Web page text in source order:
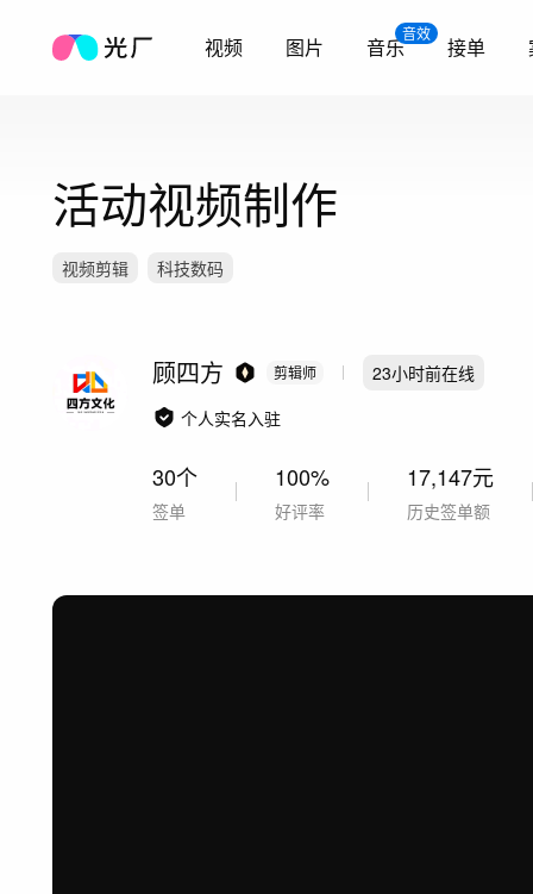
视频 图片
音效
音乐 接单
活动视频制作
视频剪辑 科技数码
顾四方 剪辑师 23小时前在线
个人实名入驻
30个
签单
100%
好评率
17,147元
历史签单额